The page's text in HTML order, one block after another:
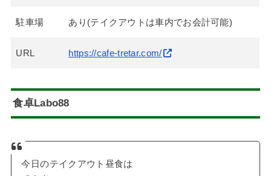
駐車場 あり(テイクアウトは車内でお会計可能)
URL https://cafe-tretar.com/
食卓Labo88
今日のテイクアウト昼食は